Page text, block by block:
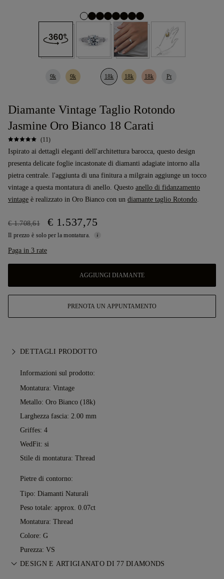
9k 9k 18k 18k 18k Pt
Diamante Vintage Taglio Rotondo
Jasmine Oro Bianco 18 Carati
(11)
Ispirato ai dettagli eleganti dell'architettura barocca, questo design
presenta delicate foglie incastonate di diamanti adagiate intorno alla
pietra centrale. l'aggiunta di una finitura a milgrain aggiunge un tocco
vintage a questa montatura di anello. Questo anello di fidanzamento
vintage è realizzato in Oro Bianco con un diamante taglio Rotondo.
€ 1.708,61 € 1.537,75
Il prezzo è solo per la montatura.
Paga in 3 rate
AGGIUNGI DIAMANTE
PRENOTA UN APPUNTAMENTO
DETTAGLI PRODOTTO
Informazioni sul prodotto:
Montatura: Vintage
Metallo: Oro Bianco (18k)
Larghezza fascia: 2.00 mm
Griffes: 4
WedFit: si
Stile di montatura: Thread
Pietre di contorno:
Tipo: Diamanti Naturali
Peso totale: approx. 0.07ct
Montatura: Thread
Colore: G
Purezza: VS
DESIGN E ARTIGIANATO DI 77 DIAMONDS